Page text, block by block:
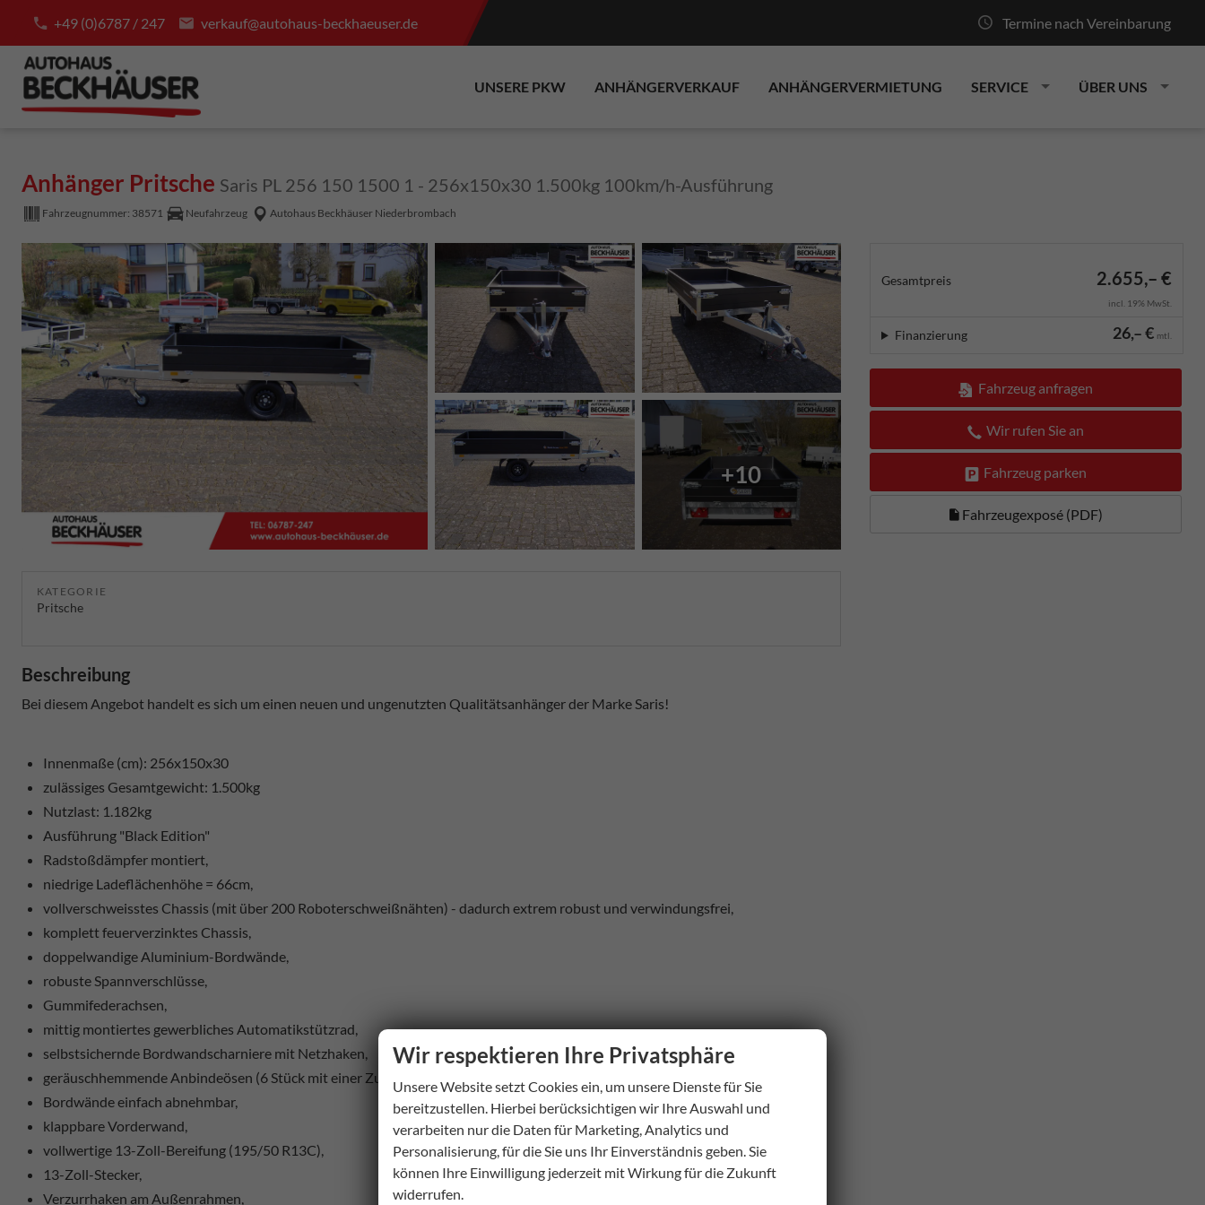
+49 (0)6787 / 247 verkauf@autohaus-beckhaeuser.de Termine nach Vereinbarung
UNSERE PKW ANHÄNGERVERKAUF ANHÄNGERVERMIETUNG SERVICE ÜBER UNS
Anhänger Pritsche Saris PL 256 150 1500 1 - 256x150x30 1.500kg 100km/h-Ausführung
Fahrzeugnummer: 38571 Neufahrzeug Autohaus Beckhäuser Niederbrombach
Gesamtpreis 2.655,– €
incl. 19% MwSt.
26,– € mtl.
Finanzierung
Fahrzeug anfragen
Wir rufen Sie an
Fahrzeug parken
Fahrzeugexposé (PDF)
+10
KATEGORIE
Pritsche
Beschreibung
Bei diesem Angebot handelt es sich um einen neuen und ungenutzten Qualitätsanhänger der Marke Saris!
Innenmaße (cm): 256x150x30
zulässiges Gesamtgewicht: 1.500kg
Nutzlast: 1.182kg
Ausführung "Black Edition"
Radstoßdämpfer montiert,
niedrige Ladeflächenhöhe = 66cm,
vollverschweisstes Chassis (mit über 200 Roboterschweißnähten) - dadurch extrem robust und verwindungsfrei,
komplett feuerverzinktes Chassis,
doppelwandige Aluminium-Bordwände,
robuste Spannverschlüsse,
Gummifederachsen,
mittig montiertes gewerbliches Automatikstützrad,
selbstsichernde Bordwandscharniere mit Netzhaken,
geräuschhemmende Anbindeösen (6 Stück mit einer Zugkraft von 800kg/Stück),
Bordwände einfach abnehmbar,
klappbare Vorderwand,
vollwertige 13-Zoll-Bereifung (195/50 R13C),
13-Zoll-Stecker,
Verzurrhaken am Außenrahmen,
Wir respektieren Ihre Privatsphäre
Unsere Website setzt Cookies ein, um unsere Dienste für Sie
bereitzustellen. Hierbei berücksichtigen wir Ihre Auswahl und
verarbeiten nur die Daten für Marketing, Analytics und
Personalisierung, für die Sie uns Ihr Einverständnis geben. Sie
können Ihre Einwilligung jederzeit mit Wirkung für die Zukunft
widerrufen.